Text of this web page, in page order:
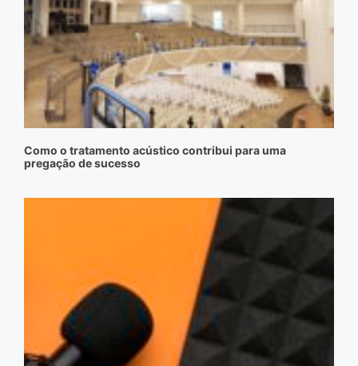
Como o tratamento acústico contribui para uma
pregação de sucesso